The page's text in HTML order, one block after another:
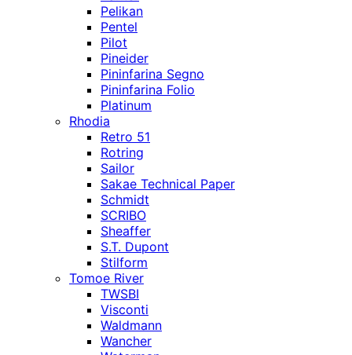
Pelikan
Pentel
Pilot
Pineider
Pininfarina Segno
Pininfarina Folio
Platinum
Rhodia
Retro 51
Rotring
Sailor
Sakae Technical Paper
Schmidt
SCRIBO
Sheaffer
S.T. Dupont
Stilform
Tomoe River
TWSBI
Visconti
Waldmann
Wancher